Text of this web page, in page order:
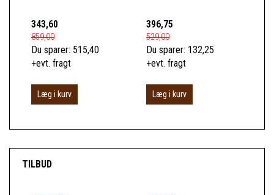
343,60
859,00
Du sparer: 515,40
+evt. fragt
Læg i kurv
396,75
529,00
Du sparer: 132,25
+evt. fragt
Læg i kurv
TILBUD